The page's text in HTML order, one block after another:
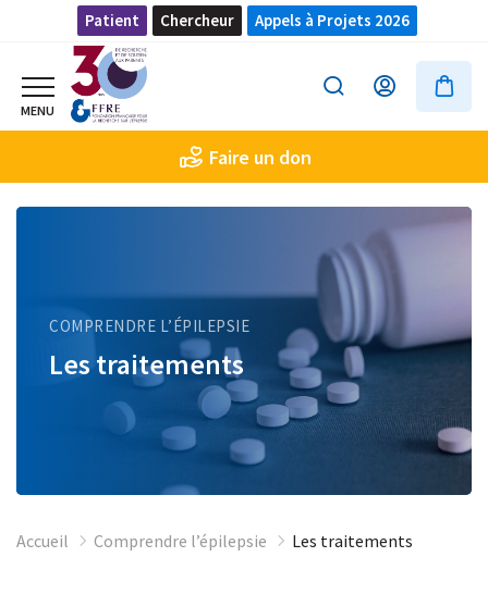
Patient Chercheur Appels à Projets 2026
Faire un don
COMPRENDRE L’ÉPILEPSIE
Les traitements
Accueil Comprendre l’épilepsie Les traitements